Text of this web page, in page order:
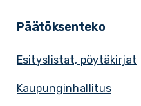
Päätöksenteko
Esityslistat, pöytäkirjat
Kaupunginhallitus